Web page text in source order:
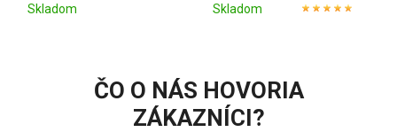
Skladom Skladom
ČO O NÁS HOVORIA
ZÁKAZNÍCI?